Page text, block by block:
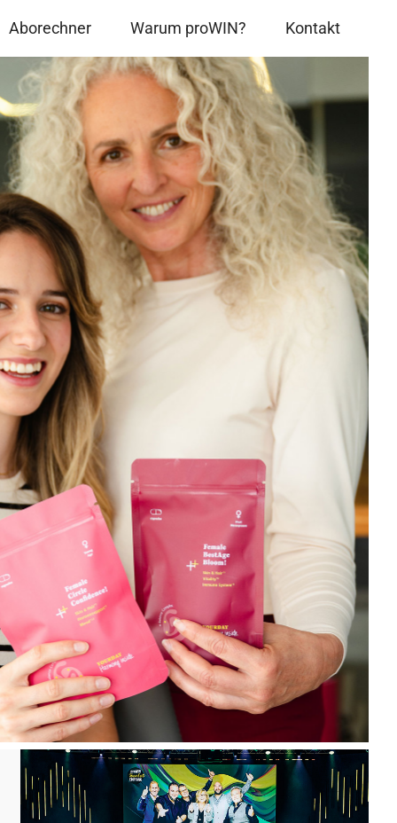
Aborechner Warum proWIN? Kontakt
in deinem Arbeitsalltag und